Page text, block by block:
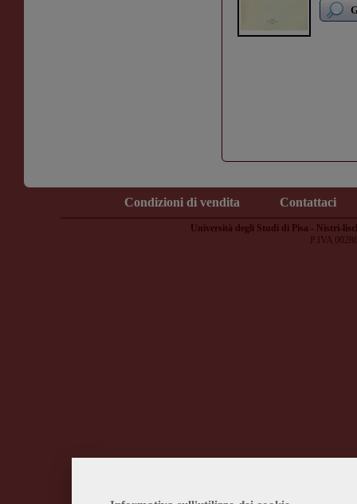
Condizioni di vendita Contattaci
Università degli Studi di Pisa - Nistri-
P.IVA